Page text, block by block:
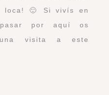
loca! 🙂 Si vivís en
por aquí os
una visita a este